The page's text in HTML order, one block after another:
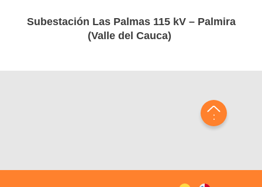
Subestación Las Palmas 115 kV – Palmira
(Valle del Cauca)